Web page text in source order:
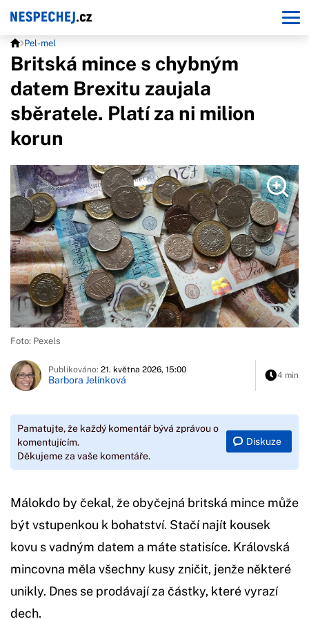
Pel-mel
Britská mince s chybným
datem Brexitu zaujala
sběratele. Platí za ni milion
korun
Foto: Pexels
Publikováno: 21. května 2026, 15:00
Barbora Jelínková 4 min
Pamatujte, že každý komentář bývá zprávou o
komentujícím.
Děkujeme za vaše komentáře.
Diskuze
Málokdo by čekal, že obyčejná britská mince může
být vstupenkou k bohatství. Stačí najít kousek
kovu s vadným datem a máte statisíce. Královská
mincovna měla všechny kusy zničit, jenže některé
unikly. Dnes se prodávají za částky, které vyrazí
dech.